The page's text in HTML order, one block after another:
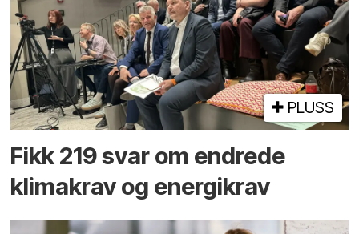
PLUSS
Fikk 219 svar om endrede
klimakrav og energikrav